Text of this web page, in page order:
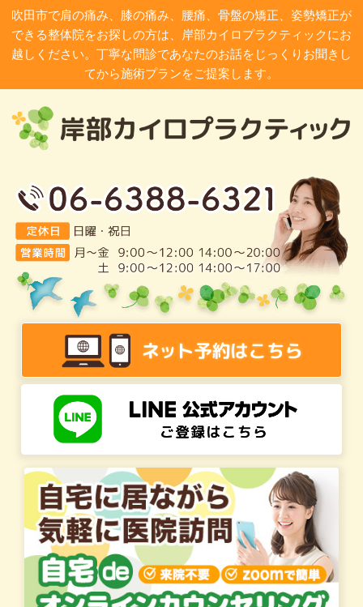
吹田市で肩の痛み、膝の痛み、腰痛、骨盤の矯正、姿勢矯正が
できる整体院をお探しの方は、岸部カイロプラクティックにお
越しください。丁寧な問診であなたのお話をじっくりお聞きし
てから施術プランをご提案します。